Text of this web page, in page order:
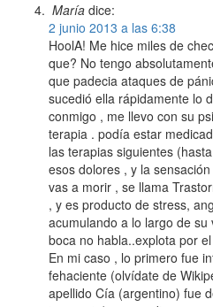
María dice:
2 junio 2013 a las 6:38
HoolA! Me hice miles de
que? No tengo
que padecia ataques de
sucedió ella rápidamente lo
conmigo , me llevo con su
terapia . podía estar
las terapias siguientes
esos dolores , y la
vas a morir , se llama
, y es producto de stress,
acumulando a lo largo de
boca no habla..explota por
En mi caso , lo primero fue
fehaciente (olvídate de
apellido Cía (argentino) fue